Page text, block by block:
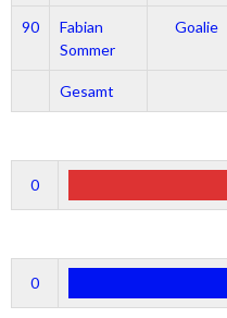
90
Fabian
Sommer
Goalie
Gesamt
0
0